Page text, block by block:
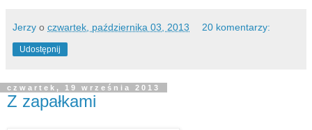
Jerzy o czwartek, października 03, 2013 20 komentarzy:
Udostępnij
czwartek, 19 września 2013
Z zapałkami